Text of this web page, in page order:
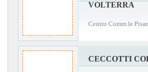
VOLTERRA
Centro Comm.le
CECCOTTI